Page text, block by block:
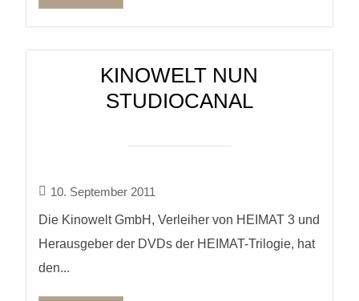
KINOWELT NUN
STUDIOCANAL
10. September 2011
Die Kinowelt GmbH, Verleiher von HEIMAT 3 und
Herausgeber der DVDs der HEIMAT-Trilogie, hat
den...